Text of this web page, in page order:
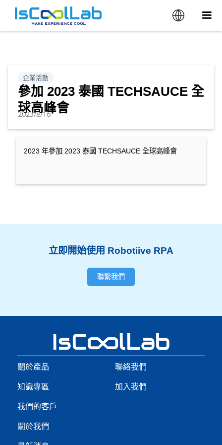
企業活動
參加 2023 泰國 TECHSAUCE 全
球高峰會
2023/8/16
2023 年參加 2023 泰國 TECHSAUCE 全球高峰會
立即開始使用 Robotiive RPA
聯繫我們
關於產品
知識專區
我們的客戶
關於我們
聯絡我們
加入我們